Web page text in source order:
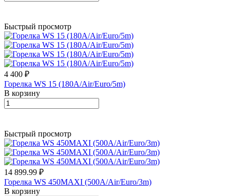
Быстрый просмотр
4 400 ₽
Горелка WS 15 (180A/Air/Euro/5m)
В корзину
Быстрый просмотр
14 899.99 ₽
Горелка WS 450MAXI (500A/Air/Euro/3m)
В корзину